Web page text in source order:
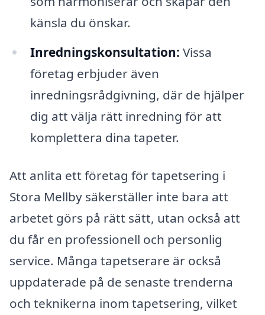
känsla du önskar.
Inredningskonsultation: Vissa
företag erbjuder även
inredningsrådgivning, där de hjälper
dig att välja rätt inredning för att
komplettera dina tapeter.
Att anlita ett företag för tapetsering i
Stora Mellby säkerställer inte bara att
arbetet görs på rätt sätt, utan också att
du får en professionell och personlig
service. Många tapetserare är också
uppdaterade på de senaste trenderna
och teknikerna inom tapetsering, vilket